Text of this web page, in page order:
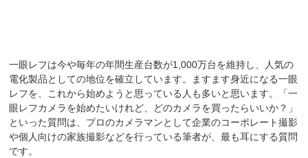
一眼レフは今や毎年の年間生産台数が1,000万台を維持し、人気の
電化製品としての地位を確立しています。ますます身近になる一眼
レフを、これから始めようと思っている人も多いと思います。「一
眼レフカメラを始めたいけれど、どのカメラを買ったらいいか？」
といった質問は、プロのカメラマンとして企業のコーポレート撮影
や個人向けの家族撮影などを行っている筆者が、最も耳にする質問
です。